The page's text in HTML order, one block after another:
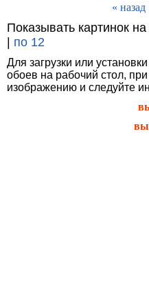
« назад
Показывать картинок
| по 12
Для загрузки или
обоев на рабочий стол,
изображению и следуйте